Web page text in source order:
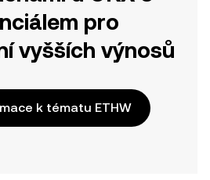
pro
vyšších výnosů
k tématu ETHW